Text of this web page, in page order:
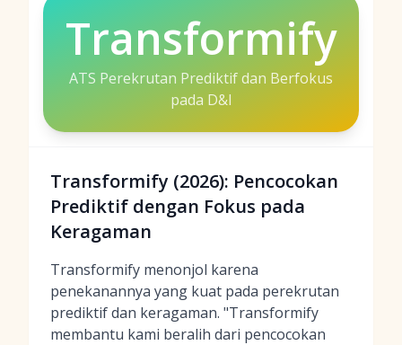
Transformify
ATS Perekrutan Prediktif dan Berfokus
pada D&I
Transformify (2026): Pencocokan
Prediktif dengan Fokus pada
Keragaman
Transformify menonjol karena
penekanannya yang kuat pada perekrutan
prediktif dan keragaman. "Transformify
membantu kami beralih dari pencocokan